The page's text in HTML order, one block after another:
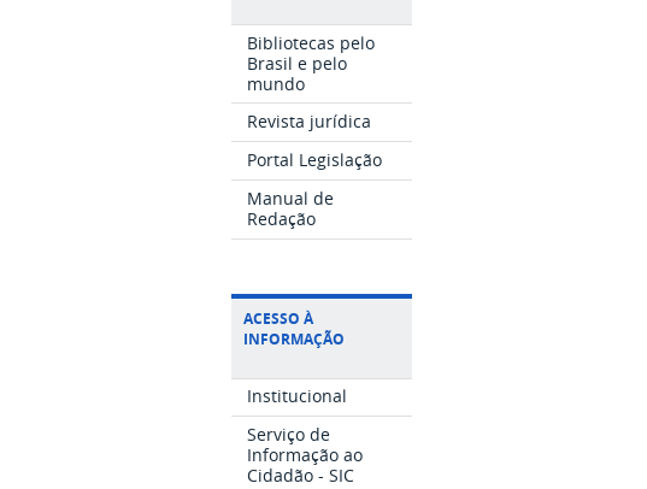
Bibliotecas pelo
Brasil e pelo
mundo
Revista jurídica
Portal Legislação
Manual de
Redação
ACESSO À
INFORMAÇÃO
Institucional
Serviço de
Informação ao
Cidadão - SIC